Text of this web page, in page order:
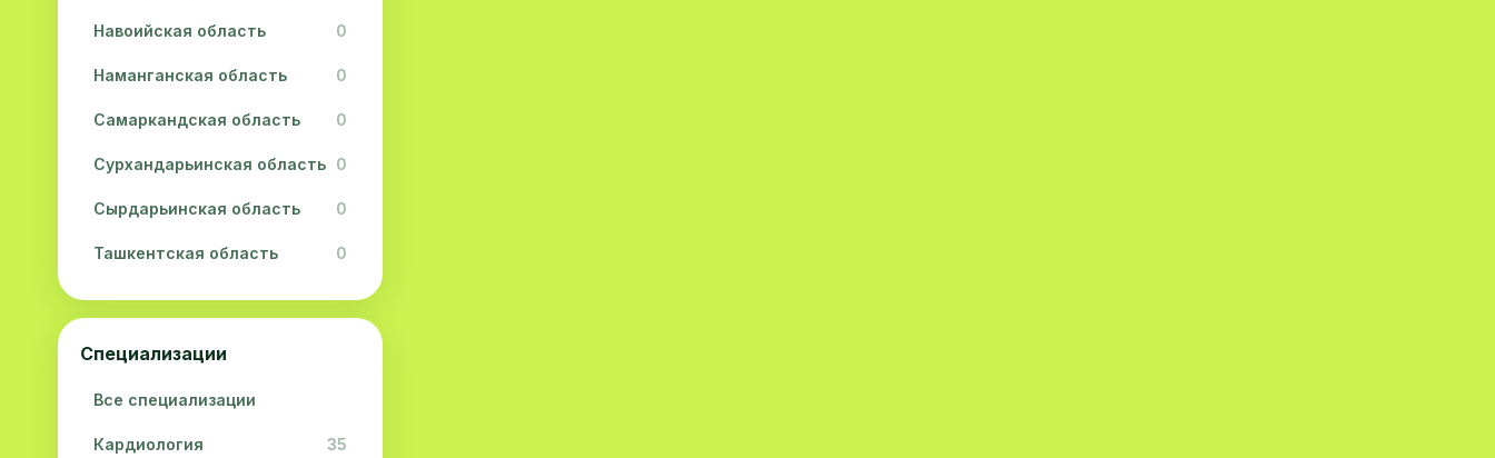
Навоийская область 0
Наманганская область 0
Самаркандская область 0
Сурхандарьинская область 0
Сырдарьинская область 0
Ташкентская область 0
Ферганская область 0
Специализации
Все специализации
Кардиология 35